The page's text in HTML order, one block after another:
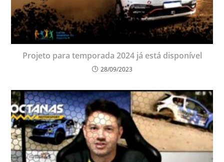
Projeto para temporada 2024 já está disponível
28/09/2023